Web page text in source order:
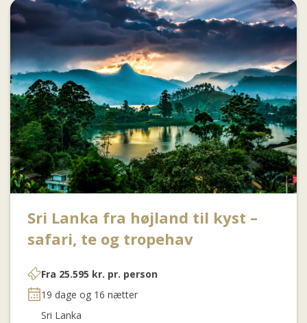
Sri Lanka fra højland til kyst –
safari, te og tropehav
Fra 25.595 kr. pr. person
19 dage og 16 nætter
Sri Lanka